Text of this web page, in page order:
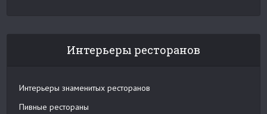
Интерьеры ресторанов
Интерьеры знаменитых ресторанов
Пивные рестораны